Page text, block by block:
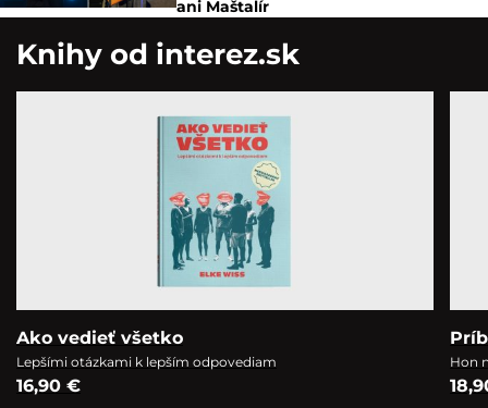
ani Maštalír
Knihy od interez.sk
Ako vedieť všetko
Lepšími otázkami k lepším odpovediam
16,90 €
Hon